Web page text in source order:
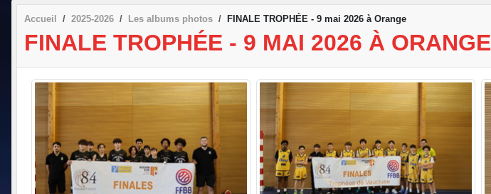
Accueil 2025-2026 Les albums photos FINALE TROPHÉE - 9 mai 2026 à Orange
FINALE TROPHÉE - 9 MAI 2026 À ORANGE